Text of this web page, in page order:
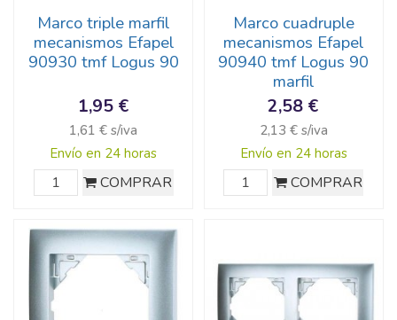
Marco triple marfil
mecanismos Efapel
90930 tmf Logus 90
1,95 €
1,61 € s/iva
Envío en 24 horas
COMPRAR
Marco cuadruple
mecanismos Efapel
90940 tmf Logus 90
marfil
2,58 €
2,13 € s/iva
Envío en 24 horas
COMPRAR